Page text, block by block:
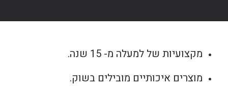
מקצועיות של למעלה מ- 15 שנה.
מוצרים איכותיים מובילים בשוק.